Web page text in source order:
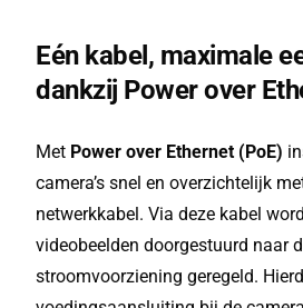
Eén kabel, maximale
dankzij Power over
Met Power over Ethernet (PoE)
camera’s snel en overzichtelijk
netwerkkabel. Via deze kabel
videobeelden doorgestuurd naar
stroomvoorziening geregeld.